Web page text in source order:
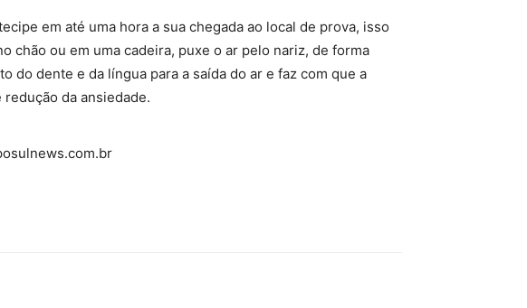
em até uma hora a sua chegada ao local de prova, isso
chão ou em uma cadeira, puxe o ar pelo nariz, de forma
do dente e da língua para a saída do ar e faz com que a
da ansiedade.